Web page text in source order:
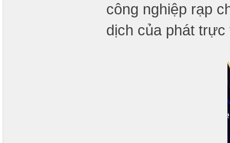
công nghiệp rạp
dịch của phát trực